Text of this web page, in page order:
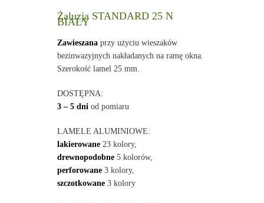
Żaluzja STANDARD 25 N
BIAŁY
Zawieszanaprzy użyciu wieszaków
bezinwazyjnych nakładanych na ramę okna.
Szerokość lamel 25 mm.
DOSTĘPNA:
3 – 5 dni od pomiaru
LAMELE ALUMINIOWE:
lakierowane23 kolory,
drewnopodobne5 kolorów,
perforowane3 kolory,
szczotkowane3 kolory